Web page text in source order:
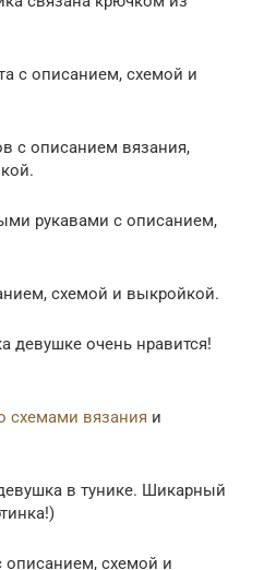
с описанием, схемой и
с описанием вязания,
рукавами с описанием,
схемой и выкройкой.
девушке очень нравится!
схемами вязания и
в тунике. Шикарный
описанием, схемой и